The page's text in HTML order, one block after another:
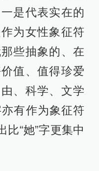
是代表实在的
为女性象征符
些抽象的、在
值、值得珍爱
、科学、文学
亦有作为象征符
比“她”字更集中